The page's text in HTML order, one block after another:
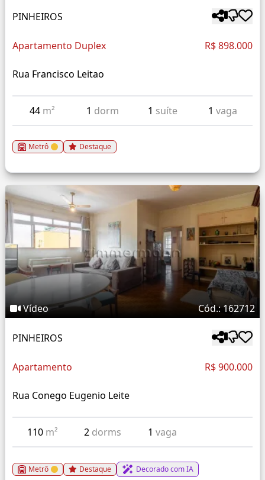
PINHEIROS
Apartamento Duplex R$ 898.000
Rua Francisco Leitao
44 m² 1 dorm 1 suíte 1 vaga
Metrô Destaque
Vídeo Cód.: 162712
PINHEIROS
Apartamento R$ 900.000
Rua Conego Eugenio Leite
110 m² 2 dorms 1vaga
Metrô Destaque Decorado com IA